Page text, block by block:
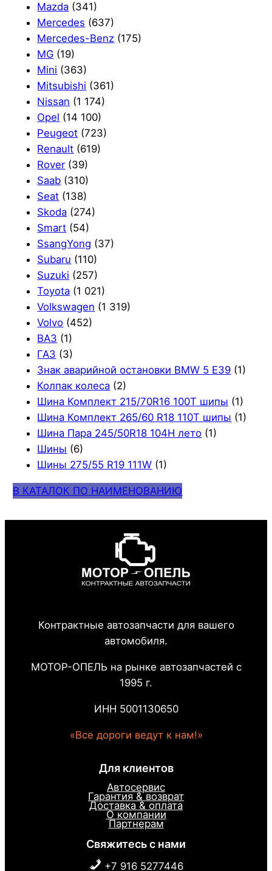
Mazda (341)
Mercedes (637)
Mercedes-Benz (175)
MG (19)
Mini (363)
Mitsubishi (361)
Nissan (1 174)
Opel (14 100)
Peugeot (723)
Renault (619)
Rover (39)
Saab (310)
Seat (138)
Skoda (274)
Smart (54)
SsangYong (37)
Subaru (110)
Suzuki (257)
Toyota (1 021)
Volkswagen (1 319)
Volvo (452)
ВАЗ (1)
ГАЗ (3)
Знак аварийной остановки BMW 5 E39 (1)
Колпак колеса (2)
Шина Комплект 215/70R16 100T шипы (1)
Шина Комплект 265/60 R18 110T шипы (1)
Шина Пара 245/50R18 104H лето (1)
Шины (6)
Шины 275/55 R19 111W (1)
В КАТАЛОК ПО НАИМЕНОВАНИЮ
Контрактные автозапчасти для вашего
автомобиля.
МОТОР-ОПЕЛЬ на рынке автозапчастей с
1995 г.
ИНН 5001130650
«Все дороги ведут к нам!»
Для клиентов
Автосервис
Гарантия & возврат
Доставка & оплата
О компании
Партнерам
Свяжитесь с нами
+7 916 5277446